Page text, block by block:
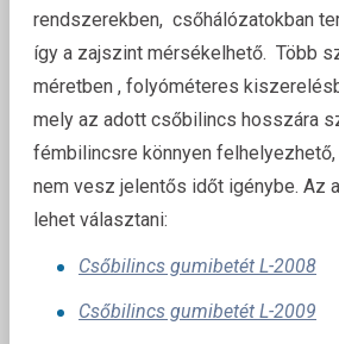
rendszerekben, csőhálózatokban
így a zajszint mérsékelhető. Több
méretben , folyóméteres
mely az adott csőbilincs hosszára
fémbilincsre könnyen
nem vesz jelentős időt igénybe. Az
lehet választani:
Csőbilincs gumibetét L-2008
Csőbilincs gumibetét L-2009